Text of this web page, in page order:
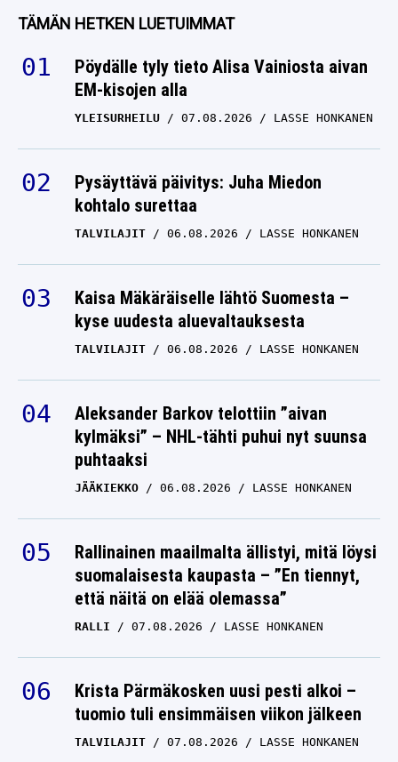
TÄMÄN HETKEN LUETUIMMAT
Pöydälle tyly tieto Alisa Vainiosta aivan
EM-kisojen alla
YLEISURHEILU 07.08.2026 LASSE HONKANEN
Pysäyttävä päivitys: Juha Miedon
kohtalo surettaa
TALVILAJIT 06.08.2026 LASSE HONKANEN
Kaisa Mäkäräiselle lähtö Suomesta –
kyse uudesta aluevaltauksesta
TALVILAJIT 06.08.2026 LASSE HONKANEN
Aleksander Barkov telottiin ”aivan
kylmäksi” – NHL-tähti puhui nyt suunsa
puhtaaksi
JÄÄKIEKKO 06.08.2026 LASSE HONKANEN
Rallinainen maailmalta ällistyi, mitä löysi
suomalaisesta kaupasta – ”En tiennyt,
että näitä on elää olemassa”
RALLI 07.08.2026 LASSE HONKANEN
Krista Pärmäkosken uusi pesti alkoi –
tuomio tuli ensimmäisen viikon jälkeen
TALVILAJIT 07.08.2026 LASSE HONKANEN